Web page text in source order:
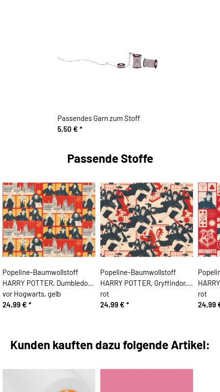
Passendes Garn zum Stoff
5,50 € *
Passende Stoffe
Popeline-Baumwollstoff
HARRY POTTER, Dumbledore
vor Hogwarts, gelb
24,99 € *
Popeline-Baumwollstoff
HARRY POTTER, Gryffindor,
rot
24,99 € *
rot
24,99
Kunden kauften dazu folgende Artikel: